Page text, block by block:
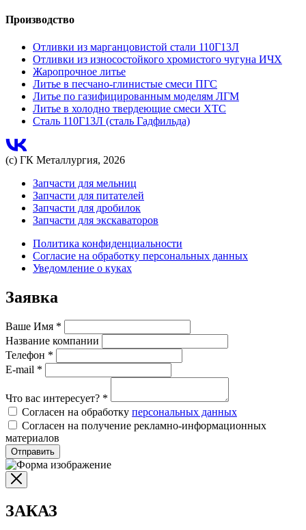
Производство
Отливки из марганцовистой стали 110Г13Л
Отливки из износостойкого хромистого чугуна ИЧХ
Жаропрочное литье
Литье в песчано-глинистые смеси ПГС
Литье по газифицированным моделям ЛГМ
Литье в холодно твердеющие смеси ХТС
Сталь 110Г13Л (сталь Гадфильда)
(с) ГК Металлургия, 2026
Запчасти для мельниц
Запчасти для питателей
Запчасти для дробилок
Запчасти для экскаваторов
Политика конфиденциальности
Согласие на обработку персональных данных
Уведомление о куках
Заявка
Ваше Имя *
Название компании
Телефон *
E-mail *
Что вас интересует? *
Согласен на обработку персональных данных
Согласен на получение рекламно-информационных
материалов
Отправить
ЗАКАЗ